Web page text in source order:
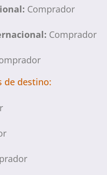
Comprador
Comprador
de destino: